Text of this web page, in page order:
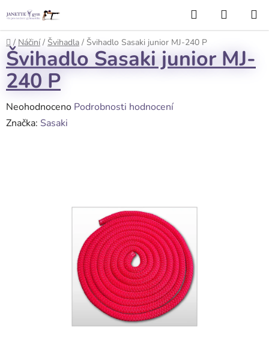
na
obsah
Hledat
KOŠÍK
Domů
/ Náčiní / Švihadla / Švihadlo Sasaki junior MJ-240 P
Švihadlo Sasaki junior MJ-
240 P
Průměrné
hodnocení
Neohodnoceno Podrobnosti hodnocení
Značka: Sasaki